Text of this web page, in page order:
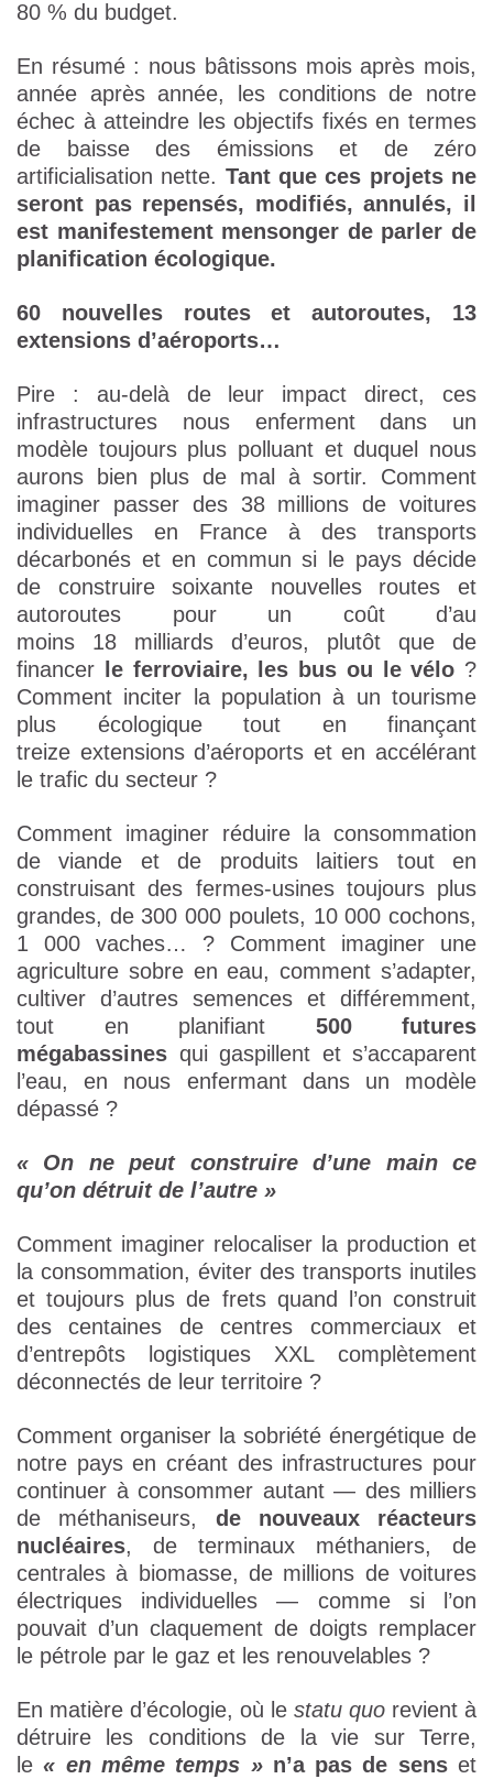
80 % du budget.
En résumé : nous bâtissons mois après mois,
année après année, les conditions de notre
échec à atteindre les objectifs fixés en termes
de baisse des émissions et de zéro
artificialisation nette. Tant que ces projets ne
seront pas repensés, modifiés, annulés, il
est manifestement mensonger de parler de
planification écologique.
60 nouvelles routes et autoroutes, 13
extensions d’aéroports…
Pire : au-delà de leur impact direct, ces
infrastructures nous enferment dans un
modèle toujours plus polluant et duquel nous
aurons bien plus de mal à sortir. Comment
imaginer passer des 38 millions de voitures
individuelles en France à des transports
décarbonés et en commun si le pays décide
de construire soixante nouvelles routes et
autoroutes pour un coût d’au
moins 18 milliards d’euros, plutôt que de
financer
le ferroviaire, les bus ou le vélo ?
Comment inciter la population à un tourisme
plus écologique tout en finançant
treize extensions d’aéroports et en accélérant
le trafic du secteur ?
Comment imaginer réduire la consommation
de viande et de produits laitiers tout en
construisant des fermes-usines toujours plus
grandes, de 300 000 poulets, 10 000 cochons,
1 000 vaches… ? Comment imaginer une
agriculture sobre en eau, comment s’adapter,
cultiver d’autres semences et différemment,
tout en planifiant 500 futures
mégabassines qui gaspillent et s’accaparent
l’eau, en nous enfermant dans un modèle
dépassé ?
« On ne peut construire d’une main ce
qu’on détruit de l’autre »
Comment imaginer relocaliser la production et
la consommation, éviter des transports inutiles
et toujours plus de frets quand l’on construit
des centaines de centres commerciaux et
d’entrepôts logistiques XXL complètement
déconnectés de leur territoire ?
Comment organiser la sobriété énergétique de
notre pays en créant des infrastructures pour
continuer à consommer autant — des milliers
de méthaniseurs, de nouveaux réacteurs
nucléaires, de terminaux méthaniers, de
centrales à biomasse, de millions de voitures
électriques individuelles — comme si l’on
pouvait d’un claquement de doigts remplacer
le pétrole par le gaz et les renouvelables ?
En matière d’écologie, où le statu quo revient à
détruire les conditions de la vie sur Terre,
le« en même temps »n’a pas de senset